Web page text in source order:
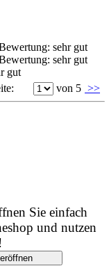
von 5 >>
Sie einfach
und nutzen